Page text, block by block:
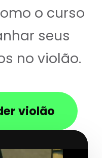
o curso
seus
no violão.
violão